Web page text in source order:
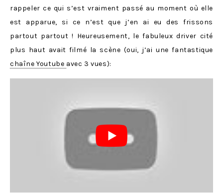
rappeler ce qui s’est vraiment passé au moment où elle
est apparue, si ce n’est que j’en ai eu des frissons
partout partout ! Heureusement, le fabuleux driver cité
plus haut avait filmé la scène (oui, j’ai une fantastique
chaîne Youtube avec 3 vues):